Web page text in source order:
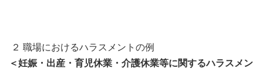
２ 職場におけるハラスメントの例
＜妊娠・出産・育児休業・介護休業等に関するハラスメン